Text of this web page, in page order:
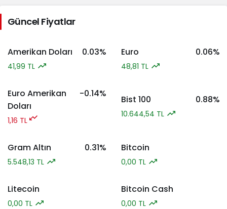
Güncel Fiyatlar
Amerikan Doları 0.03%
41,99 TL
Euro 0.06%
48,81 TL
Euro Amerikan
Doları
-0.14%
1,16 TL
Bist 100 0.88%
10.644,54 TL
Gram Altın 0.31%
5.548,13 TL
Bitcoin
0,00 TL
Litecoin
0,00 TL
Bitcoin Cash
0,00 TL